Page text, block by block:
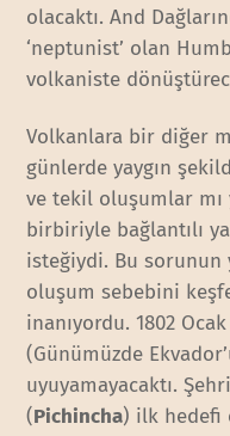
olacaktı. And
‘neptunist’ olan
volkaniste
Volkanlara bir diğer
günlerde yaygın
ve tekil oluşumlar mı
birbiriyle bağlantılı
isteğiydi. Bu sorunun
oluşum sebebini
inanıyordu. 1802
(Günümüzde
uyuyamayacaktı.
(Pichincha) ilk hedefi